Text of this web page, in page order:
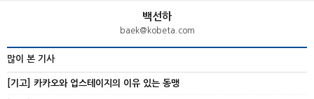
백선하
baek@kobeta.com
많이 본 기사
[기고] 카카오와 업스테이지의 이유 있는 동맹